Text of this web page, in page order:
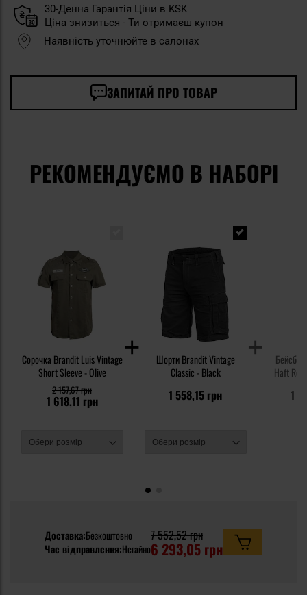
30-Денна Гарантія Ціни в KSK
Ціна знизиться - Ти отримаєш купон
Наявність уточнюйте в салонах
ЗАПИТАЙ ПРО ТОВАР
РЕКОМЕНДУЄМО В НАБОРІ
Сорочка Brandit Luis Vintage
Short Sleeve - Olive
1 618,11 грн
2 157,67 грн
Шорти Brandit Vintage
Classic - Black
1 558,15 грн
Haft
1
Доставка:Безкоштовно
Час відправлення:Негайно
7 552,52 грн
6 293,05 грн